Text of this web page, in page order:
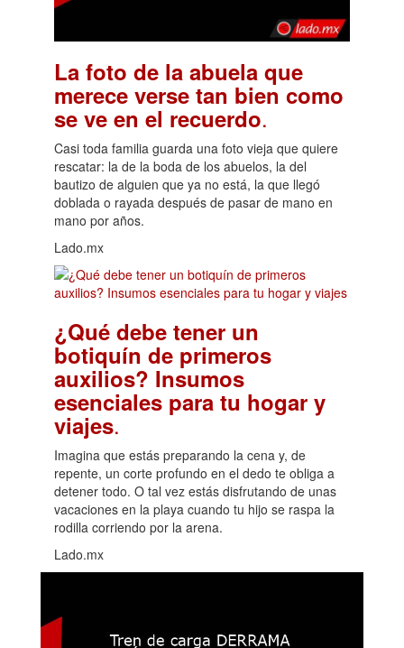
La foto de la abuela que
merece verse tan bien como
se ve en el recuerdo.
Casi toda familia guarda una foto vieja que quiere
rescatar: la de la boda de los abuelos, la del
bautizo de alguien que ya no está, la que llegó
doblada o rayada después de pasar de mano en
mano por años.
Lado.mx
¿Qué debe tener un
botiquín de primeros
auxilios? Insumos
esenciales para tu hogar y
viajes.
Imagina que estás preparando la cena y, de
repente, un corte profundo en el dedo te obliga a
detener todo. O tal vez estás disfrutando de unas
vacaciones en la playa cuando tu hijo se raspa la
rodilla corriendo por la arena.
Lado.mx